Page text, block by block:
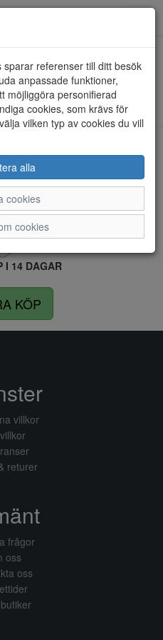
INOM SVERIGE
ÖVER 1.500 KR
I 14 DAGAR
KÖP
referenser till ditt besök
anpassade funktioner,
möjliggöra personifierad
cookies, som krävs för
vilken typ av cookies du vill
alla
cookies
cookies
villkor
returer
frågor
oss
oss